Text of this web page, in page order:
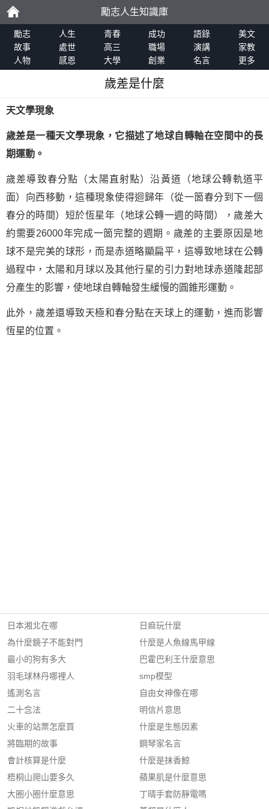
勵
志
勵志人生知識庫
勵志 人生 青春 成功 語錄
美文
故事
處世 高三 職場 演講
家教
人物
感恩 大學 創業 名言 更多
歲差是什麼
天文學現象
歲差是一種天文學現象，它描述了地球自轉軸在空間中的長
期運動。
歲差導致春分點（太陽直射點）沿黃道（地球公轉軌道平
面）向西移動，這種現象使得迴歸年（從一箇春分到下一個
春分的時間）短於恆星年（地球公轉一週的時間），歲差大
約需要26000年完成一箇完整的週期。歲差的主要原因是地
球不是完美的球形，而是赤道略顯扁平，這導致地球在公轉
過程中，太陽和月球以及其他行星的引力對地球赤道隆起部
分產生的影響，使地球自轉軸發生緩慢的圓錐形運動。
此外，歲差還導致天極和春分點在天球上的運動，進而影響
恆星的位置。
日本湘北在哪
為什麼鏡子不能對門
最小的狗有多大
羽毛球林丹哪裡人
遙測名言
二十念法
火車的站票怎麼買
將臨期的故事
會計核算是什麼
梧桐山爬山要多久
大圈小圈什麼意思
日痲玩什麼
什麼是人魚線馬甲線
巴霍巴利王什麼意思
smp模型
自由女神像在哪
明信片意思
什麼是生態因素
鋼琴家名言
什麼是抹香鯨
蘋果肌是什麼意思
丁晴手套防靜電嗎